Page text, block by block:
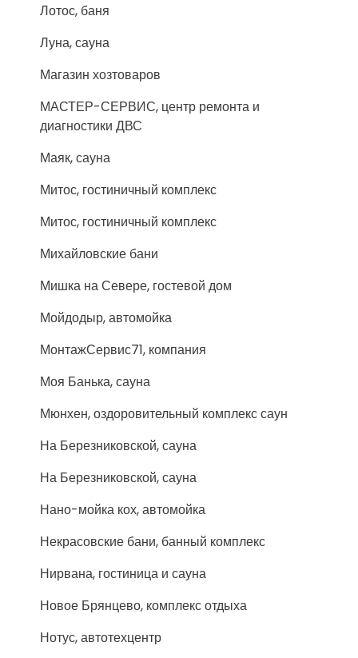
Лотос, баня
Луна, сауна
Магазин хозтоваров
МАСТЕР-СЕРВИС, центр ремонта и
диагностики ДВС
Маяк, сауна
Митос, гостиничный комплекс
Митос, гостиничный комплекс
Михайловские бани
Мишка на Севере, гостевой дом
Мойдодыр, автомойка
МонтажСервис71, компания
Моя Банька, сауна
Мюнхен, оздоровительный комплекс саун
На Березниковской, сауна
На Березниковской, сауна
Нано-мойка кох, автомойка
Некрасовские бани, банный комплекс
Нирвана, гостиница и сауна
Новое Брянцево, комплекс отдыха
Нотус, автотехцентр